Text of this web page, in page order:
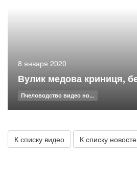
8 января 2020
Вулик медова криниця,
Пчеловодство видео но...
К списку видео К списку